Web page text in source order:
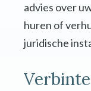
advies over
huren of
juridische